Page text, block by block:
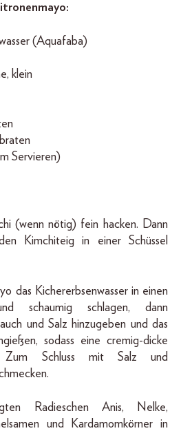
(Aquafaba)
klein
Servieren)
(wenn nötig) fein hacken. Dann
Kimchiteig in einer Schüssel
das Kichererbsenwasser in einen
schaumig schlagen, dann
und Salz hinzugeben und das
sodass eine cremig-dicke
Zum Schluss mit Salz und
Radieschen Anis, Nelke,
und Kardamomkörner in